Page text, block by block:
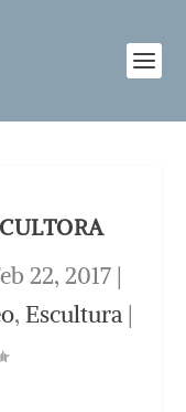
22, 2017 |
, Escultura |